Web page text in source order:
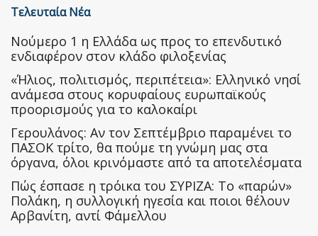
Τελευταία Νέα
Nούμερο 1 η Ελλάδα ως προς το επενδυτικό
ενδιαφέρον στον κλάδο φιλοξενίας
«Ήλιος, πολιτισμός, περιπέτεια»: Ελληνικό νησί
ανάμεσα στους κορυφαίους ευρωπαϊκούς
προορισμούς για το καλοκαίρι
Γερουλάνος: Αν τον Σεπτέμβριο παραμένει το
ΠΑΣΟΚ τρίτο, θα πούμε τη γνώμη μας στα
όργανα, όλοι κρινόμαστε από τα αποτελέσματα
Πώς έσπασε η τρόικα του ΣΥΡΙΖΑ: Το «παρών»
Πολάκη, η συλλογική ηγεσία και ποιοι θέλουν
Αρβανίτη, αντί Φάμελλου